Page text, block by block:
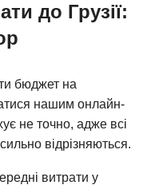
до Грузії:
бюджет на
нашим онлайн-
не точно, адже всі
відрізняються.
витрати у